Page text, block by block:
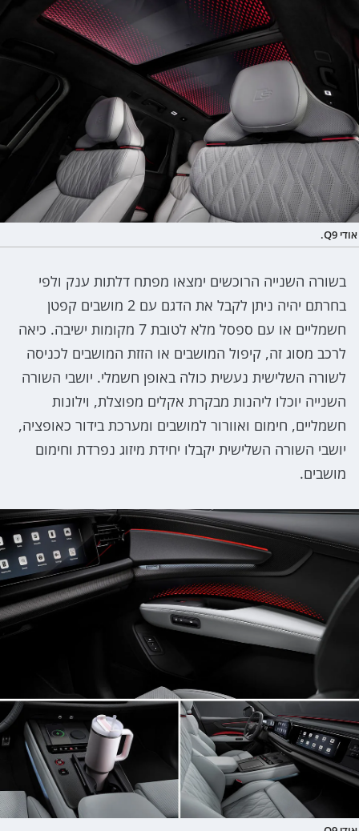
אודי Q9.
בשורה השנייה הרוכשים ימצאו מפתח דלתות ענק ולפי
בחרתם יהיה ניתן לקבל את הדגם עם 2 מושבים קפטן
חשמליים או עם ספסל מלא לטובת 7 מקומות ישיבה. כיאה
לרכב מסוג זה, קיפול המושבים או הזזת המושבים לכניסה
לשורה השלישית נעשית כולה באופן חשמלי. יושבי השורה
השנייה יוכלו ליהנות מבקרת אקלים מפוצלת, וילונות
חשמליים, חימום ואוורור למושבים ומערכת בידור כאופציה,
יושבי השורה השלישית יקבלו יחידת מיזוג נפרדת וחימום
מושבים.